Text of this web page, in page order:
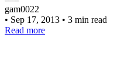
gam0022
• Sep 17, 2013 • 3 min read
Read more